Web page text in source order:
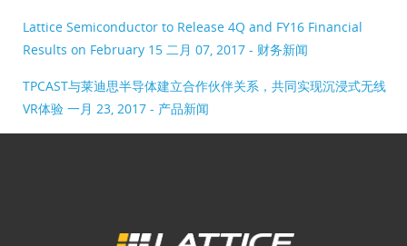
Lattice Semiconductor to Release 4Q and FY16 Financial
Results on February 15 二月 07, 2017 - 财务新闻
TPCAST与莱迪思半导体建立合作伙伴关系，共同实现沉浸式无线
VR体验 一月 23, 2017 - 产品新闻